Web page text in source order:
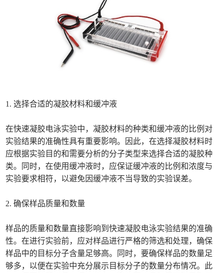
1. 选择合适的凝胶材料和缓冲液
在快速凝胶电泳实验中，凝胶材料的种类和缓冲液的比例对
实验结果的准确性具有重要影响。因此，在选择凝胶材料时
应根据实验目的和需要分析的分子类型来选择合适的凝胶种
类。同时，在使用缓冲液时，应保证缓冲液的比例和浓度与
实验要求相符，以避免因缓冲液不当导致的实验误差。
2. 确保样品质量和数量
样品的质量和数量直接影响到快速凝胶电泳实验结果的准确
性。在进行实验前，应对样品进行严格的筛选和处理，确保
样品中的目标分子含量足够高。同时，要确保样品的数量足
够多，以便在实验中充分展示目标分子的数量分布情况。此